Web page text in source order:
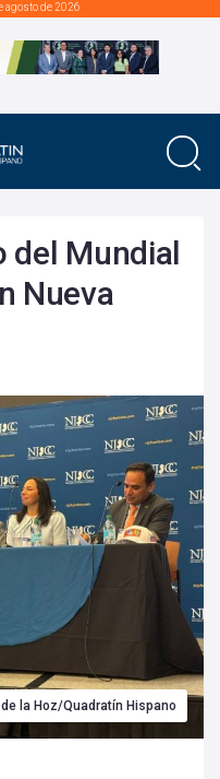
agosto de 2026
del Mundial
Nueva
la Hoz/Quadratín Hispano